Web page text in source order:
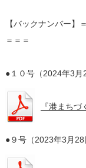
【バックナンバー】
＝＝＝
●１０号（2024年3月
『港まちづ
●９号（2023年3月28